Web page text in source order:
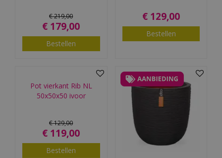
€219,00
€ 179,00
Bestellen
€ 129,00
Bestellen
Pot vierkant Rib NL
50x50x50 ivoor
€129,00
€ 119,00
Bestellen